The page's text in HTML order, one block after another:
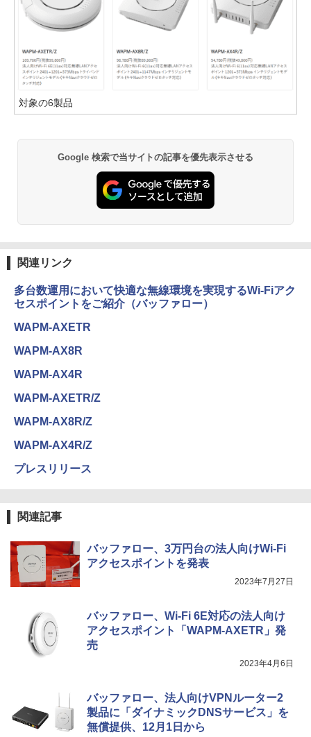
対象の6製品
Google 検索で当サイトの記事を優先表示させる
関連リンク
多台数運用において快適な無線環境を実現するWi-Fiアク
セスポイントをご紹介（バッファロー）
WAPM-AXETR
WAPM-AX8R
WAPM-AX4R
WAPM-AXETR/Z
WAPM-AX8R/Z
WAPM-AX4R/Z
プレスリリース
関連記事
バッファロー、3万円台の法人向けWi-Fi
アクセスポイントを発表
2023年7月27日
バッファロー、Wi-Fi 6E対応の法人向け
アクセスポイント「WAPM-AXETR」発
売
2023年4月6日
バッファロー、法人向けVPNルーター2
製品に「ダイナミックDNSサービス」を
無償提供、12月1日から